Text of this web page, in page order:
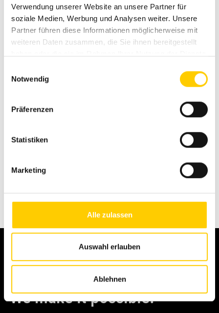
Verwendung unserer Website an unsere Partner für
soziale Medien, Werbung und Analysen weiter. Unsere
Partner führen diese Informationen möglicherweise mit
weiteren Daten zusammen, die Sie ihnen bereitgestellt
Notwendig
Präferenzen
Statistiken
Marketing
Alle zulassen
Auswahl erlauben
Ablehnen
Pilsēta
Lūdzu, sazinieties ar mani*
pa tālruni
Piekrītu saņemt Avesco ziņas un mārketinga
Iesniegt
We make it possible.